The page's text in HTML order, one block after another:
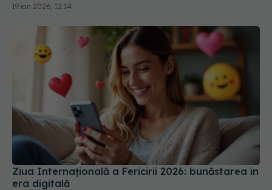
19 ian 2026, 12:14
Ziua Internațională a Fericirii 2026: bunăstarea în
era digitală